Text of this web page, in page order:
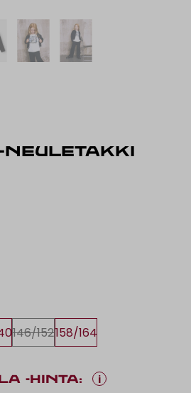
146/152158/164
-HINTA: i